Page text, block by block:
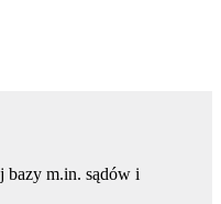
bazy m.in. sądów i